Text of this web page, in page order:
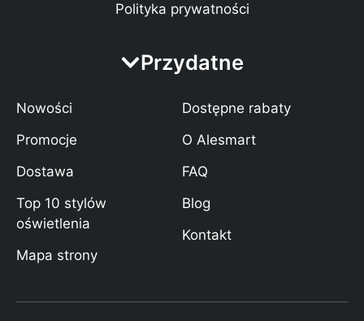
Polityka prywatności
Przydatne
Nowości
Promocje
Dostawa
Top 10 stylów
oświetlenia
Mapa strony
Dostępne rabaty
O Alesmart
FAQ
Blog
Kontakt